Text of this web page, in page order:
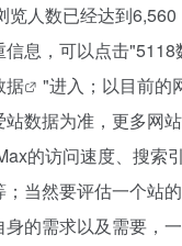
览人数已经达到
息，可以点击"5118
据
"进入；以目前的
数据为准，更多网
的访问速度、搜索
当然要评估一个站
身的需求以及需要，